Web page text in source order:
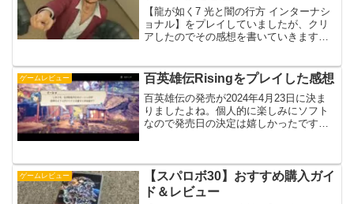
【龍が如く7 光と闇の行方 インターナシ
ョナル】をプレイしていましたが、クリ
アしたのでその感想を書いていきます。
X となっています。良かった点ホームレ
スか...
ゲームレビュー 百英雄伝Risingをプレイした感想
百英雄伝の発売が2024年4月23日に決ま
りましたよね。個人的に楽しみにソフト
なので発売日の決定は嬉しかったです。
ゲームレビュー
【スパロボ30】おすすめ購入ガイ
ド＆レビュー